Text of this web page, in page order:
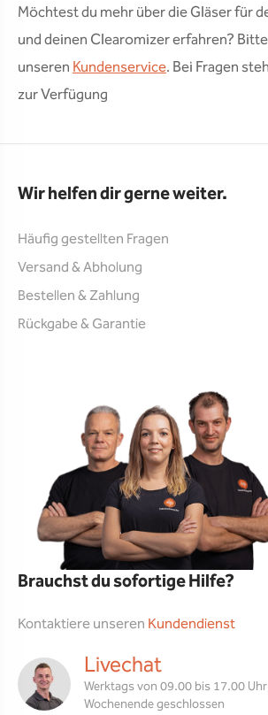
Möchtest du mehr über die Gläser für
und deinen Clearomizer erfahren?
unserenKundenservice. Bei Fragen
zur Verfügung
Wir helfen dir gerne weiter.
Häufig gestellten Fragen
Versand & Abholung
Bestellen & Zahlung
Rückgabe & Garantie
Brauchst du sofortige Hilfe?
Kontaktiere unseren Kundendienst
Livechat
Werktags von 09.00 bis 17.00 Uhr
Wochenende geschlossen